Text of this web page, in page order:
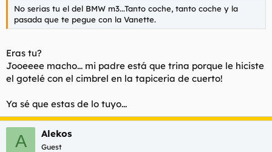
No serias tu el del BMW m3...Tanto coche, tanto coche y la
pasada que te pegue con la Vanette.
Eras tu?
Jooeeee macho... mi padre está que trina porque le hiciste
el gotelé con el cimbrel en la tapiceria de cuerto!
Ya sé que estas de lo tuyo...
A Alekos
Guest